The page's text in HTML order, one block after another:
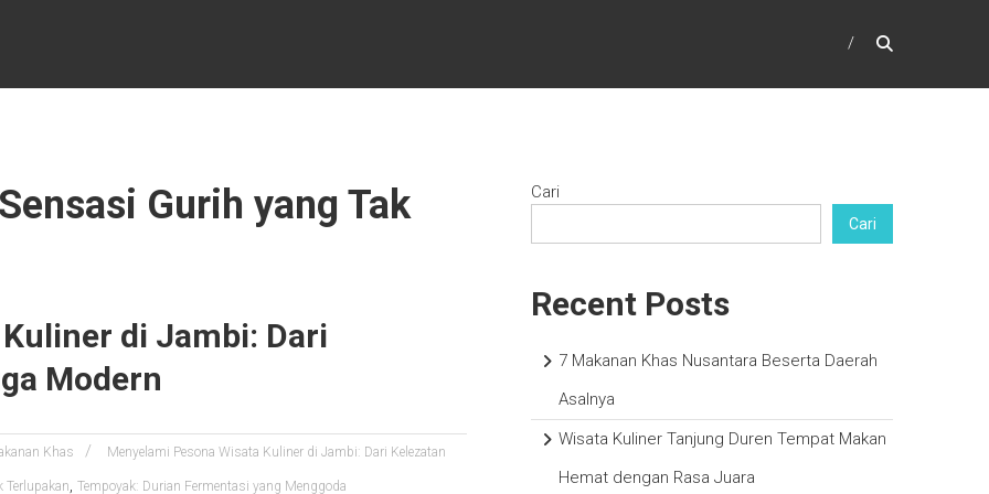
Gurih yang Tak
di Jambi: Dari
Modern
Khas Menyelami Pesona Wisata Kuliner di Jambi: Dari Kelezatan
Terlupakan, Tempoyak: Durian Fermentasi yang Menggoda
Cari
Cari
Recent Posts
7 Makanan Khas Nusantara Beserta Daerah
Asalnya
Wisata Kuliner Tanjung Duren Tempat Makan
Hemat dengan Rasa Juara